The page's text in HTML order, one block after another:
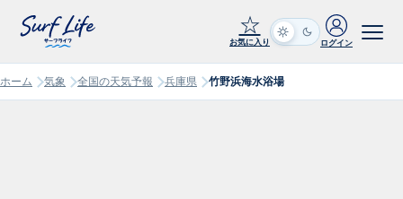
☆
お気に入り ログイン
ホーム 気象 全国の天気予報 兵庫県 竹野浜海水浴場